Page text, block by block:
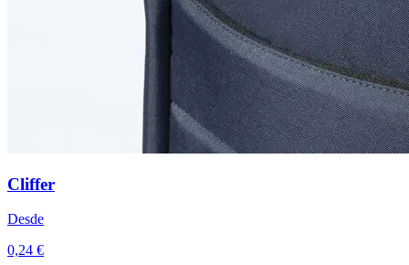
Cliffer
Desde
0,24 €